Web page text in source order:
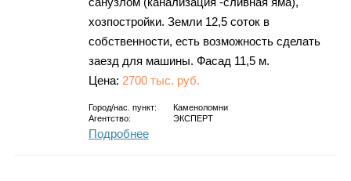
хозпостройки. Земли 12,5 соток в
собственности, есть возможность сделать
заезд для машины. Фасад 11,5 м.
Цена: 2700 тыс. руб.
Город/нас. пункт:
Каменоломни
Агентство:
ЭКСПЕРТ
Подробнее